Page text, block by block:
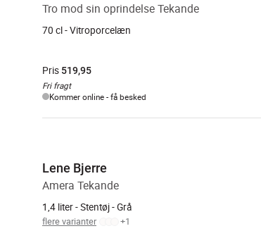
Tro mod sin oprindelse Tekande
70 cl - Vitroporcelæn
Pris 519,95
Fri fragt
Kommer online - få besked
Lene Bjerre
Amera Tekande
1,4 liter - Stentøj - Grå
flere varianter +1